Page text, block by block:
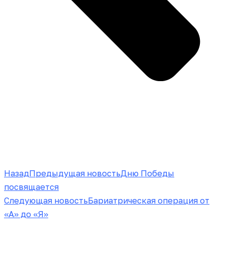
НазадПредыдущая новостьДню Победы
посвящается
Следующая новостьБариатрическая операция от
«А» до «Я»